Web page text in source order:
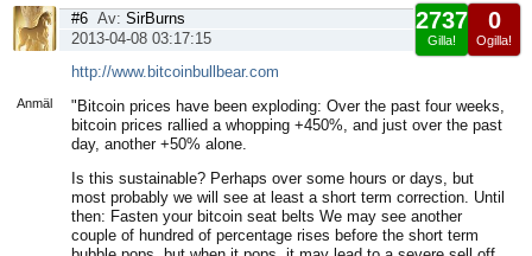
Anmäl
0
Ogilla!
2737
Gilla!
#6 Av: SirBurns
2013-04-08 03:17:15
http://www.bitcoinbullbear.com
"Bitcoin prices have been exploding: Over the past four weeks,
bitcoin prices rallied a whopping +450%, and just over the past
day, another +50% alone.
Is this sustainable? Perhaps over some hours or days, but
most probably we will see at least a short term correction. Until
then: Fasten your bitcoin seat belts We may see another
couple of hundred of percentage rises before the short term